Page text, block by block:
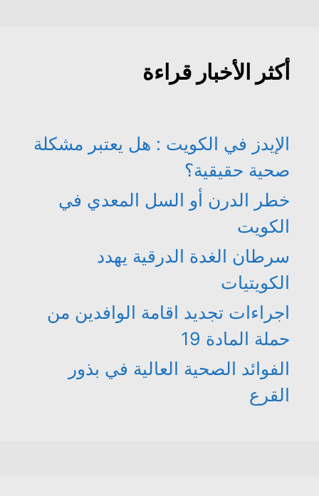
أكثر الأخبار قراءة
الإيدز في الكويت : هل يعتبر مشكلة
صحية حقيقية؟
خطر الدرن أو السل المعدي في
الكويت
سرطان الغدة الدرقية يهدد
الكويتيات
اجراءات تجديد اقامة الوافدين من
حملة المادة 19
الفوائد الصحية العالية في بذور
القرع